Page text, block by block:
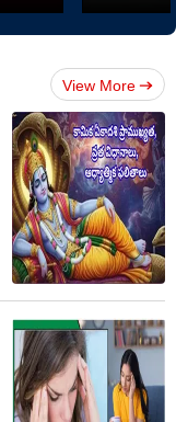
View More